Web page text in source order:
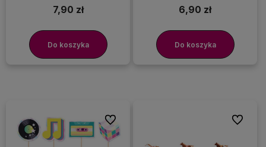
7,90 zł
Do koszyka
6,90 zł
Do koszyka
Do ulubionych Do